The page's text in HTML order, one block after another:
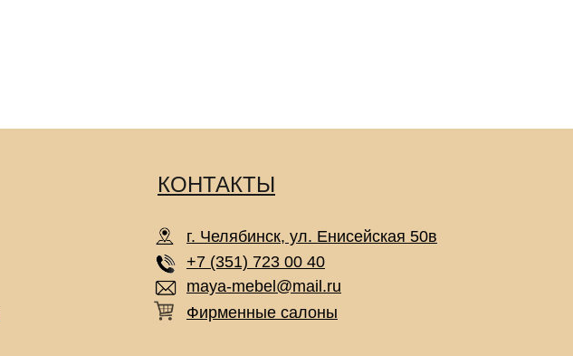
КОНТАКТЫ
Фирменные салоны
г. Челябинск, ул. Енисейская 50в
+7 (351) 723 00 40
maya-mebel@mail.ru